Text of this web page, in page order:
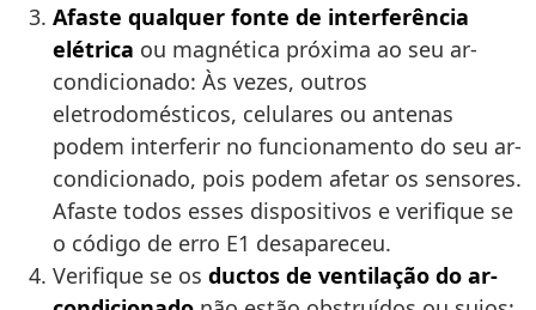
Afaste qualquer fonte de interferência
elétrica ou magnética próxima ao seu ar-
condicionado: Às vezes, outros
eletrodomésticos, celulares ou antenas
podem interferir no funcionamento do seu ar-
condicionado, pois podem afetar os sensores.
Afaste todos esses dispositivos e verifique se
o código de erro E1 desapareceu.
Verifique se os ductos de ventilação do ar-